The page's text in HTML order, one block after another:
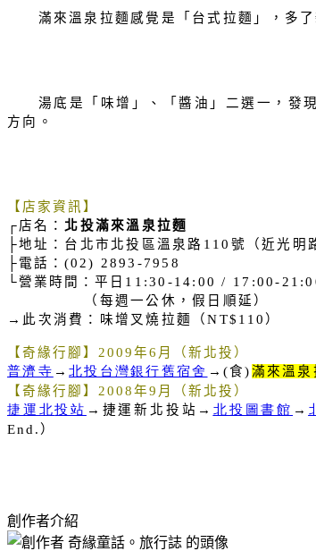
滿來溫泉拉麵感覺是「台式拉麵」，多了
湯底是「味增」、「醬油」二選一，發現
方向。
【店家資訊】
┌店名： 北投滿來溫泉拉麵
├地址： 台北市北投區溫泉路 110 號（近光明
├電話：(02)
2893-7958
└營業時間：平日 11:30-14:00 / 17:00-
（每週一公休，假日順延）
→此次消費：味增叉燒拉麵（NT$110 ）
【奇緣行腳】 2009年6 月（新北投）
普濟寺 →北投台灣銀行舊宿舍 → (食)滿來溫泉
【奇緣行腳】 2008年9 月（新北投）
捷運北投站 →捷運新北投站→ 北投圖書館 →
End. ）
創作者介紹